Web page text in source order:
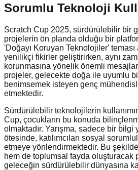
Sorumlu Teknoloji
Scratch Cup 2025, sürdürülebilir bir
projelerin ön planda olduğu bir
'Doğayı Koruyan Teknolojiler'
yenilikçi fikirler geliştirirken, aynı
korunmasına yönelik önemli
projeler, gelecekte doğa ile uyumlu
benimsemek isteyen genç
etmektedir.
Sürdürülebilir teknolojilerin
Cup, çocukların bu konuda
olmaktadır. Yarışma, sadece bir bilgi
ötesinde, katılımcıları sosyal
etmeye yönlendirmektedir. Bu
hem de toplumsal fayda oluşturacak
geleceğin sürdürülebilir dünyasına